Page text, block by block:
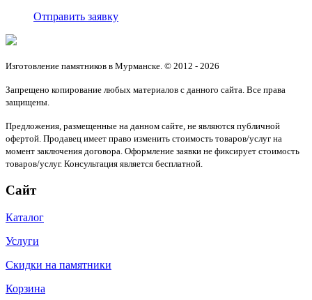
Отправить заявку
Изготовление памятников в Мурманске. © 2012 - 2026
Запрещено копирование любых материалов с данного сайта. Все права
защищены.
Предложения, размещенные на данном сайте, не являются публичной
офертой. Продавец имеет право изменить стоимость товаров/услуг на
момент заключения договора. Оформление заявки не фиксирует стоимость
товаров/услуг. Консультация является бесплатной.
Сайт
Каталог
Услуги
Скидки на памятники
Корзина